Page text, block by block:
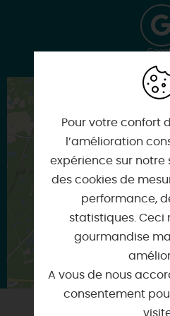
SENNELY
|
Pour votre confort
l’amélioration
expérience sur notre
des cookies de
performance,
statistiques. Ceci
gourmandise
A vous de nous
consentement